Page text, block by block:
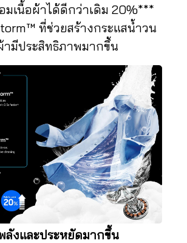
มเนื้อผ้าได้ดีกว่าเดิม 20%***
ที่ช่วยสร้างกระแสน้ำวน
มีประสิทธิภาพมากขึ้น
ลังและประหยัดมากขึ้น